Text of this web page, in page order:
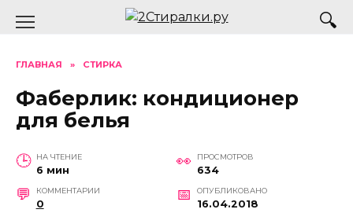
ГЛАВНАЯ » СТИРКА
Фаберлик: кондиционер
для белья
НА ЧТЕНИЕ
6 мин
ПРОСМОТРОВ
634
КОММЕНТАРИИ
0
ОПУБЛИКОВАНО
16.04.2018